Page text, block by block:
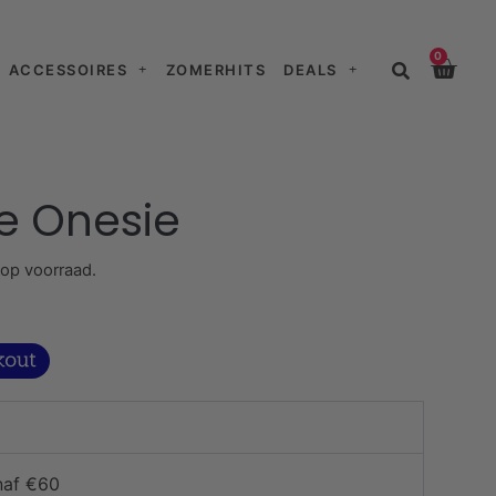
ACCESSOIRES ZOMERHITS DEALS
0
Onesie
voorraad.
€60